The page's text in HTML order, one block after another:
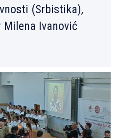
(Srbistika),
Ivanović